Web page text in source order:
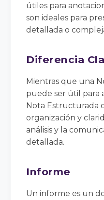
útiles para
son ideales para
detallada o
Diferencia
Mientras que una
puede ser útil para
Nota Estructurada
organización y
análisis y la
detallada.
Informe
Un informe es un